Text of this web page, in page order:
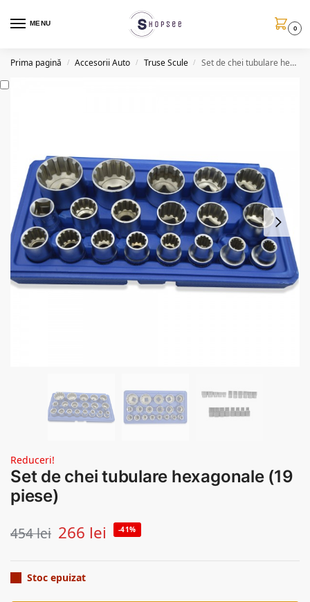
MENU
0
Prima pagină / Accesorii Auto / Truse Scule / Set de chei tubulare hexagonale (19 piese)
Reduceri!
Set de chei tubulare hexagonale (19
piese)
454lei 266 lei -41%
Stoc epuizat